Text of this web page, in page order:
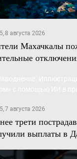
8 августа 2026
Махачкалы
7 августа 2026
трети
выплаты в